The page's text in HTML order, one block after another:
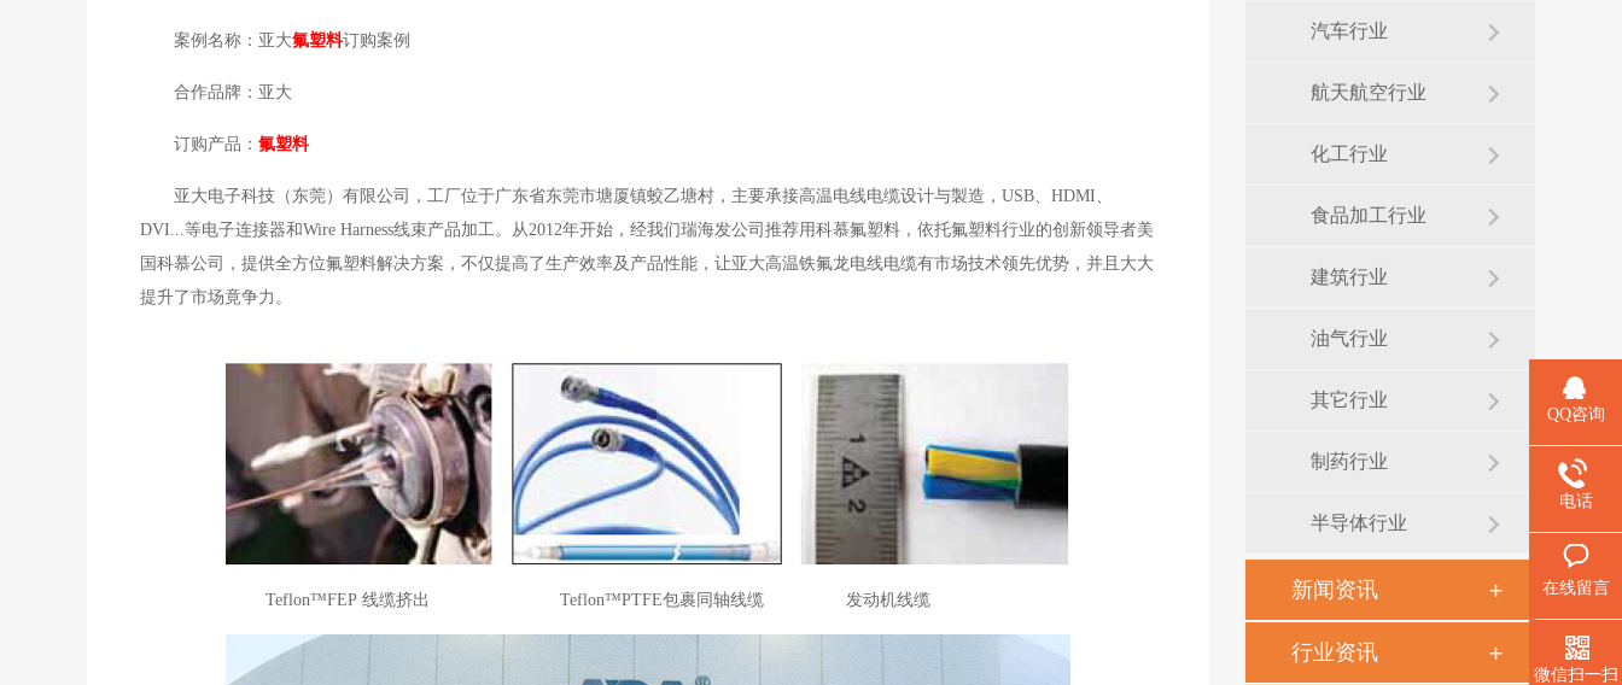
案例名称：亚大氟塑料订购案例
合作品牌：亚大
订购产品： 氟塑料
亚大电子科技（东莞）有限公司，工厂位于广东省东莞市塘厦镇蛟乙塘村，主要承接高温电线电缆设计与製造，USB、HDMI、
DVI...等电子连接器和Wire Harness线束产品加工。从2012年开始，经我们瑞海发公司推荐用科慕氟塑料，依托氟塑料行业的创新领导者美
国科慕公司，提供全方位氟塑料解决方案，不仅提高了生产效率及产品性能，让亚大高温铁氟龙电线电缆有市场技术领先优势，并且大大
提升了市场竟争力。
Teflon™FEP 线缆挤出 Teflon™PTFE包裹同轴线缆 发动机线缆
汽车行业
航天航空行业
化工行业
食品加工行业
建筑行业
油气行业
其它行业
制药行业
半导体行业
新闻资讯
行业资讯
QQ咨询
电话
在线留言
微信扫一扫